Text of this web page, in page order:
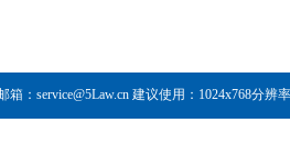
箱：service@5Law.cn 建议使用：1024x768分辨